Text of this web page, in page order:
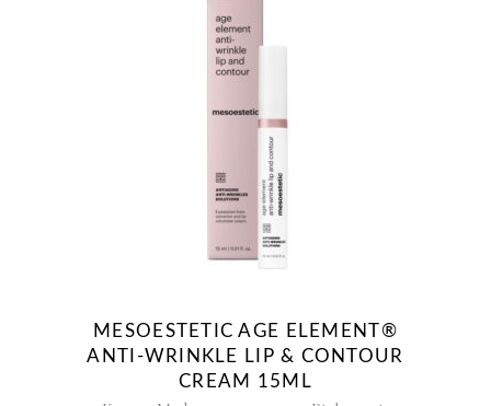
MESOESTETIC AGE ELEMENT®
ANTI-WRINKLE LIP & CONTOUR
CREAM 15ML